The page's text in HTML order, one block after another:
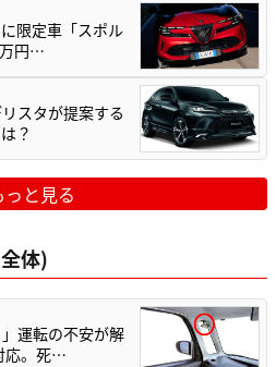
限定車「スポル
万円…
スタが提案する
？
っと見る
体)
運転の不安が解
応。死…